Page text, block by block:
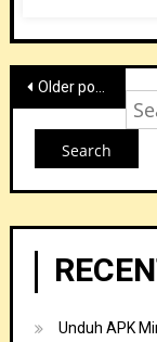
Posts
Older posts
Unduh APK